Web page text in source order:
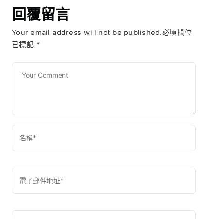
回覆留言
Your email address will not be published.必填欄位
已標記 *